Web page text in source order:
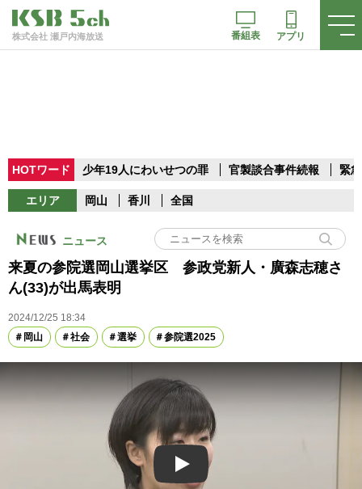
株式会社 瀬戸内海放送 番組表 アプリ
HOTワード 少年19人にわいせつの罪 官製談合事件続報 緊
エリア 岡山 香川 全国
ニュース
来夏の参院選岡山選挙区 参政党新人・廣森志穂さ
ん(33)が出馬表明
2024/12/25 18:34
岡山
社会 選挙 参院選2025
Play